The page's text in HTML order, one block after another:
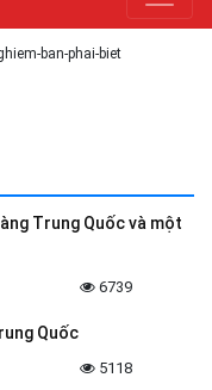
ban-phai-biet
Trung Quốc và một
6739
Quốc
5118